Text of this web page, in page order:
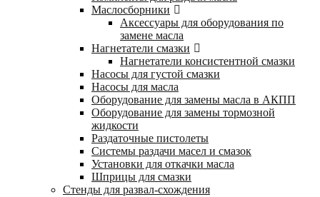
Маслосборники
Аксессуары для оборудования по
замене масла
Нагнетатели смазки
Нагнетатели консистентной смазки
Насосы для густой смазки
Насосы для масла
Оборудование для замены масла в АКПП
Оборудование для замены тормозной
жидкости
Раздаточные пистолеты
Системы раздачи масел и смазок
Установки для откачки масла
Шприцы для смазки
Стенды для развал-схождения